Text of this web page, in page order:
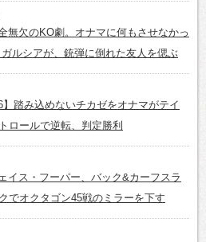
無欠のKO劇。オナマに何もさせなかっ
ルシアが、銃弾に倒れた友人を偲ぶ
】踏み込めないチカゼをオナマがテイ
ロールで逆転、判定勝利
イス・フーパー、バック&カーフスラ
でオクタゴン45戦のミラーを下す